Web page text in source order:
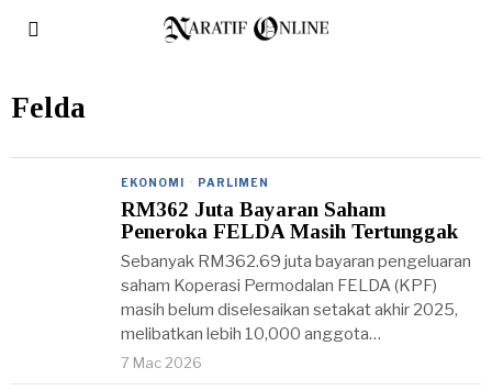
Felda
EKONOMI · PARLIMEN
RM362 Juta Bayaran Saham
Peneroka FELDA Masih Tertunggak
Sebanyak RM362.69 juta bayaran pengeluaran
saham Koperasi Permodalan FELDA (KPF)
masih belum diselesaikan setakat akhir 2025,
melibatkan lebih 10,000 anggota…
7 Mac 2026